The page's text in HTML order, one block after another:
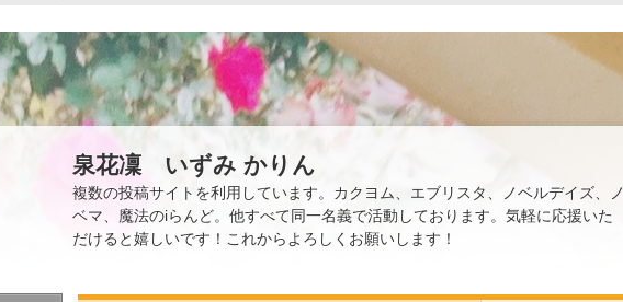
泉花凜 いずみ かりん
複数の投稿サイトを利用しています。カクヨム、エブリスタ、ノベルデイズ、ノ
ベマ、魔法のiらんど。他すべて同一名義で活動しております。気軽に応援いた
だけると嬉しいです！これからよろしくお願いします！